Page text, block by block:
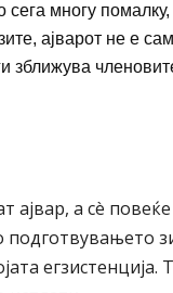
сега многу помалку,
ајварот не е
зближува
ајвар, а сè
подготвувањето
егзистенција.